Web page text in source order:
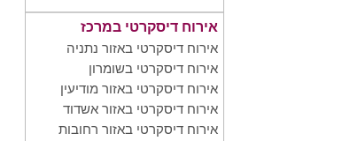
אירוח דיסקרטי במרכז
אירוח דיסקרטי באזור נתניה
אירוח דיסקרטי בשומרון
אירוח דיסקרטי באזור מודיעין
אירוח דיסקרטי באזור אשדוד
אירוח דיסקרטי באזור רחובות